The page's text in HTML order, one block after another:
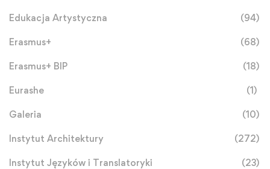
Edukacja Artystyczna (94)
Erasmus+ (68)
Erasmus+ BIP (18)
Eurashe (1)
Galeria (10)
Instytut Architektury (272)
Instytut Języków i Translatoryki (23)